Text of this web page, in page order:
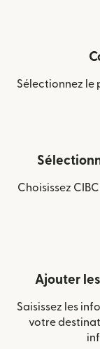
Sélectionnez le
Choisissez
Ajouter
Saisissez les
votre